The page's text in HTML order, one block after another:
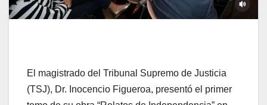
El magistrado del Tribunal Supremo de Justicia
(TSJ), Dr. Inocencio Figueroa, presentó el primer